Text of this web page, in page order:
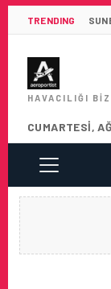
TRENDING
HAVACILIĞI
CUMARTESI,